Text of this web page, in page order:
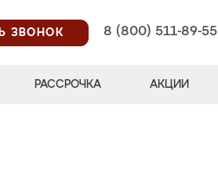
ЗВОНОК
8 (800) 511-89-55
РАССРОЧКА АКЦИИ